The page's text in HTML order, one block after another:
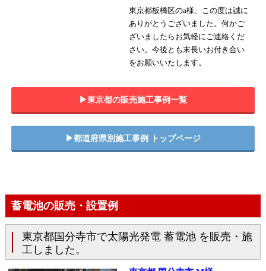
東京都板橋区のa様、この度は誠に
ありがとうございました。何かご
ざいましたらお気軽にご連絡くだ
さい。今後とも末長いお付き合い
をお願いいたします。
▶︎東京都の販売施工事例一覧
▶︎都道府県別施工事例 トップページ
蓄電池の販売・設置例
東京都国分寺市で太陽光発電 蓄電池 を販売・施
工しました。